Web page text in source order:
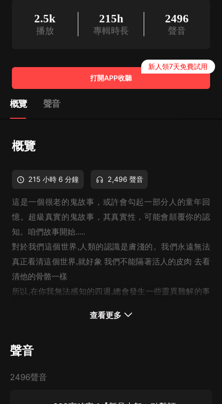
2.5k
播放
215h
專輯時長
2496
聲音
打開APP收聽
新人領7天免費試用
概覽 聲音
概覽
215 小時 6 分鐘 2,496 聲音
這是一個很老的鬼故事，或許會勾起一部分人的童年回
憶。超級真實的鬼故事，其真實性，可能會顛覆你的認
知。咱們故事開始.....
對於我們這個世界,人類的認識是膚淺的。我們永遠無法
真正看清這個世界,就好象 我們不能隔著活人的皮肉 去看
清他的骨骼一樣
所以,在你我無法感知的四週,總會發生一些靈異難解的事
查看更多
聲音
2496聲音